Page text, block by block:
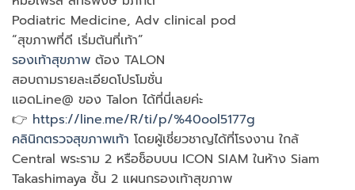
Podiatric Medicine, Adv clinical pod
“สุขภาพที่ดี เริ่มต้นที่เท้า”
รองเท้าสุขภาพ ต้อง TALON
สอบถามรายละเอียดโปรโมชั่น
แอดLine@ ของ Talon ได้ที่นี่เลยค่ะ
👉 https://line.me/R/ti/p/%40ool5177g
คลินิกตรวจสุขภาพเท้า โดยผู้เชี่ยวชาญได้ที่โรงงาน ใกล้
Central พระราม 2 หรือช็อบบน ICON SIAM ในห้าง Siam
Takashimaya ชั้น 2 แผนกรองเท้าสุขภาพ